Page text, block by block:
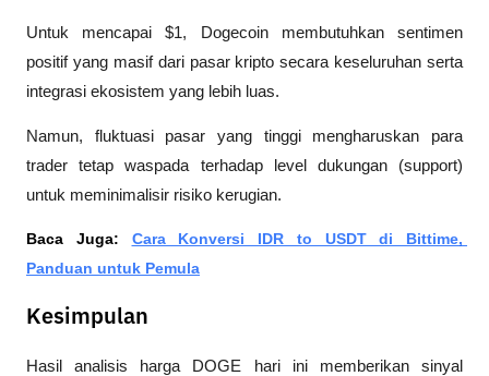
Untuk mencapai $1, Dogecoin membutuhkan sentimen
positif yang masif dari pasar kripto secara keseluruhan serta
integrasi ekosistem yang lebih luas.
Namun, fluktuasi pasar yang tinggi mengharuskan para
trader tetap waspada terhadap level dukungan (support)
untuk meminimalisir risiko kerugian.
Baca Juga: Cara Konversi IDR to USDT di Bittime,
Panduan untuk Pemula
Kesimpulan
Hasil analisis harga DOGE hari ini memberikan sinyal